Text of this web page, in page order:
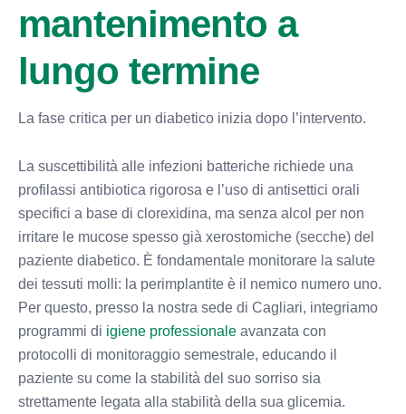
mantenimento a
lungo termine
La fase critica per un diabetico inizia dopo l’intervento.
La suscettibilità alle infezioni batteriche richiede una
profilassi antibiotica rigorosa e l’uso di antisettici orali
specifici a base di clorexidina, ma senza alcol per non
irritare le mucose spesso già xerostomiche (secche) del
paziente diabetico. È fondamentale monitorare la salute
dei tessuti molli: la perimplantite è il nemico numero uno.
Per questo, presso la nostra sede di Cagliari, integriamo
programmi di igiene professionale avanzata con
protocolli di monitoraggio semestrale, educando il
paziente su come la stabilità del suo sorriso sia
strettamente legata alla stabilità della sua glicemia.